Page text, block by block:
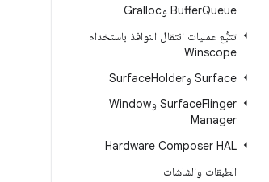
BufferQueue وGralloc
تتبُّع عمليات انتقال النوافذ باستخدام
Winscope
Surface وSurface
Holder
SurfaceFlinger وWindow
Manager
Hardware Composer HAL
الطبقات والشاشات